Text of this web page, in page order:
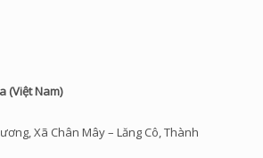
(Việt Nam)
Xã Chân Mây – Lăng Cô, Thành